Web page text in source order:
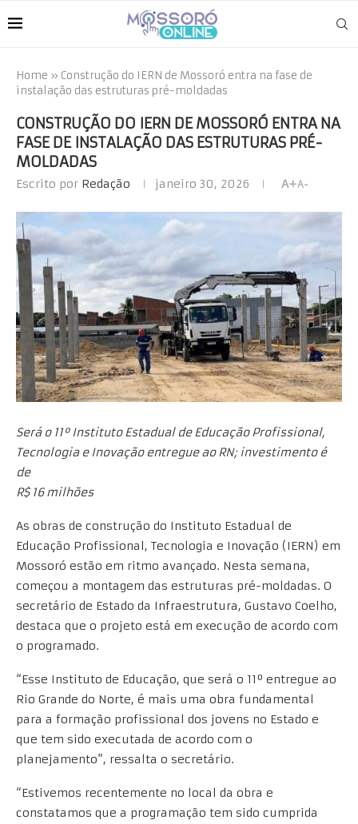
Home » Construção do IERN de Mossoró entra na fase de
instalação das estruturas pré-moldadas
CONSTRUÇÃO DO IERN DE MOSSORÓ ENTRA NA
FASE DE INSTALAÇÃO DAS ESTRUTURAS PRÉ-
MOLDADAS
Escrito por Redação janeiro 30, 2026 A+A-
Será o 11º Instituto Estadual de Educação Profissional,
Tecnologia e Inovação entregue ao RN; investimento é
de
R$ 16 milhões
As obras de construção do Instituto Estadual de
Educação Profissional, Tecnologia e Inovação (IERN) em
Mossoró estão em ritmo avançado. Nesta semana,
começou a montagem das estruturas pré-moldadas. O
secretário de Estado da Infraestrutura, Gustavo Coelho,
destaca que o projeto está em execução de acordo com
o programado.
“Esse Instituto de Educação, que será o 11º entregue ao
Rio Grande do Norte, é mais uma obra fundamental
para a formação profissional dos jovens no Estado e
que tem sido executada de acordo com o
planejamento”, ressalta o secretário.
“Estivemos recentemente no local da obra e
constatamos que a programação tem sido cumprida